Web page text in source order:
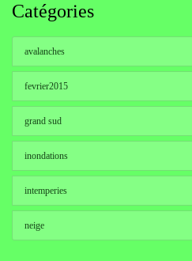
Catégories
avalanches
fevrier2015
grand sud
inondations
intemperies
neige